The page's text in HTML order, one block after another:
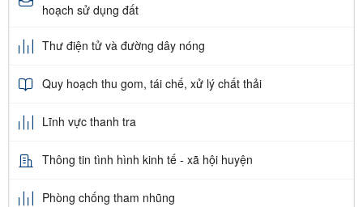
hoạch sử dụng đất
Thư điện tử và đường dây nóng
Quy hoạch thu gom, tái chế, xử lý chất thải
Lĩnh vực thanh tra
Thông tin tình hình kinh tế - xã hội huyện
Phòng chống tham nhũng